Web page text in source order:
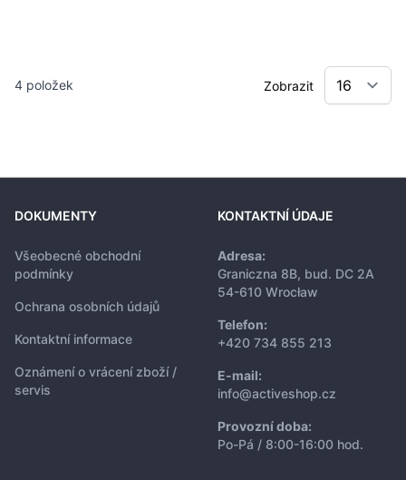
4 položek Zobrazit
DOKUMENTY
Všeobecné obchodní
podmínky
Ochrana osobních údajů
Kontaktní informace
Oznámení o vrácení zboží /
servis
KONTAKTNÍ ÚDAJE
Adresa:
Graniczna 8B, bud. DC 2A
54-610 Wrocław
Telefon:
+420 734 855 213
E-mail:
info@activeshop.cz
Provozní doba:
Po-Pá / 8:00-16:00 hod.